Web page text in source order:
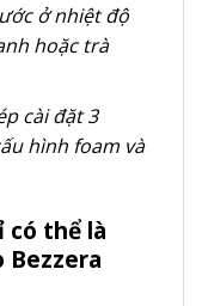
ở nhiệt độ
hoặc trà
cài đặt 3
hình foam và
có thể là
Bezzera